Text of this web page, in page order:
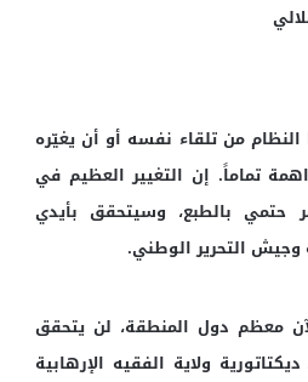
من تلقاء نفسه أو أن يغيّره
تماماً. إن التغيير العظيم في
حتمي بالطبع، وسيتحقق بأيدي
وجيش التحرير الوطني.
معظم دول المنطقة، لن يتحقق
ولاية الفقيه الإرهابية